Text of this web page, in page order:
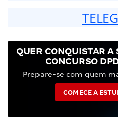
QUER CONQUISTAR A
CONCURSO
Prepare-se com quem
COMECE A